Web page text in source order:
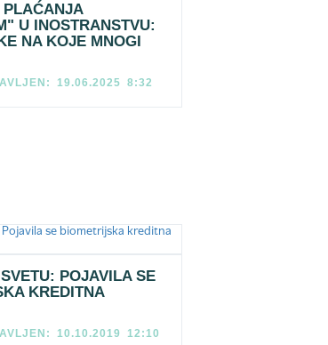
U INOSTRANSTVU:
NA KOJE MNOGI
19.06.2025 8:32
POJAVILA SE
KREDITNA
10.10.2019 12:10